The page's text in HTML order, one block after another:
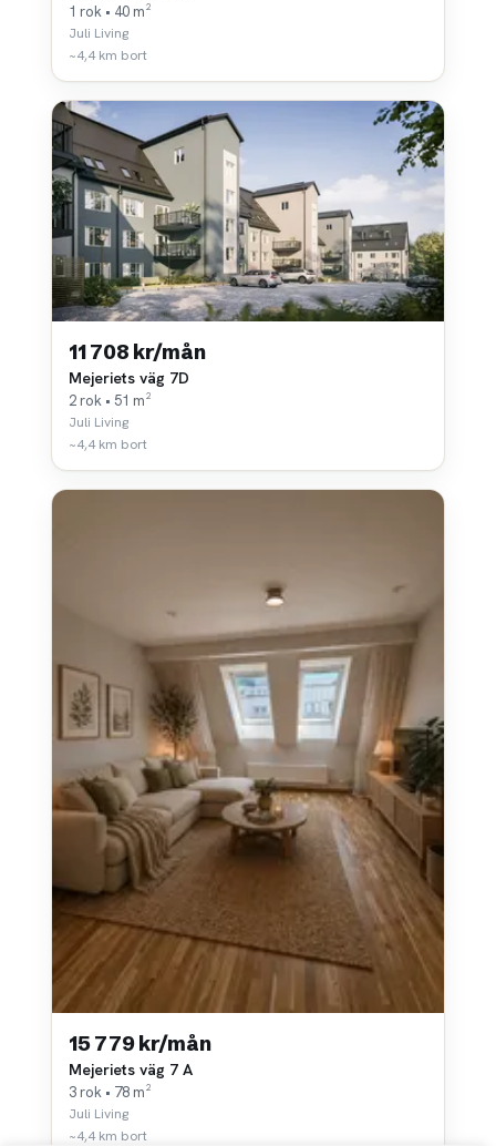
1 rok • 40 m²
Juli Living
~4,4 km bort
11 708 kr/mån
Mejeriets väg 7D
2 rok • 51 m²
Juli Living
~4,4 km bort
15 779 kr/mån
Mejeriets väg 7 A
3 rok • 78 m²
Juli Living
~4,4 km bort